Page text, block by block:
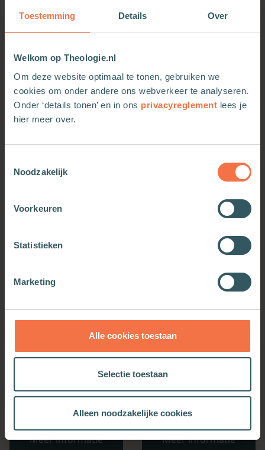
Toestemming Details Over
Welkom op Theologie.nl
Om deze website optimaal te tonen, gebruiken we
cookies om onder andere ons webverkeer te analyseren.
Onder ‘details tonen’ en in ons privacyreglement lees je
hier meer over.
Noodzakelijk
Voorkeuren
Statistieken
Marketing
Alle cookies toestaan
Selectie toestaan
Alleen noodzakelijke cookies
heeft in de Bijbel en wat het voor hen betekent. Bij
elk bijbelboek is een link naar een passend
Dit boek helpt kinderen om de samenhang en
relevantie van de Bijbel te leren kennen, zodat ze
op een speelse manier liefde voor Gods Woord
zullen ontwikkelen. Een vrolijk en kleurrijk boek,
zijn Woord!
Meer informatie Meer informatie